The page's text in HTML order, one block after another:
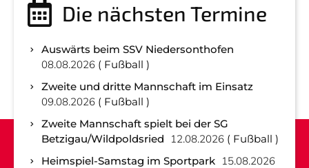
Die nächsten Termine
Auswärts beim SSV Niedersonthofen
08.08.2026
Fußball
Zweite und dritte Mannschaft im Einsatz
09.08.2026
Fußball
Zweite Mannschaft spielt bei der SG
Betzigau/Wildpoldsried
12.08.2026
Fußball
Heimspiel-Samstag im Sportpark 15.08.2026